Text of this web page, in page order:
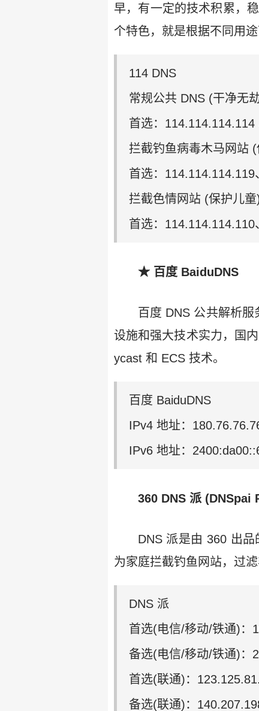
早，有一定的技术积累，
个特色，就是根据不同用
114 DNS
常规公共 DNS (干净无
首选：
拦截钓鱼病毒木马网站
首选：
拦截色情网站 (保护儿童
首选：
★ 百度 BaiduDNS
百度 DNS 公共解析
设施和强大技术实力，国
ycast 和 ECS 技术。
百度 BaiduDNS
IPv4 地址：
IPv6 地址：
360 DNS 派 (DNSpai
DNS 派是由 360 出
为家庭拦截钓鱼网站，过
DNS 派
首选(电信/移动/铁通)：
备选(电信/移动/铁通)：
首选(联通)：
备选(联通)：